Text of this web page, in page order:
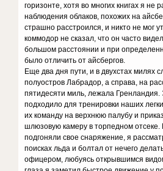
горизонте, хотя во многих книгах я не
наблюдения облаков, похожих на
страшно расстроился, и никто не мог
коммодор не сказал, что он часто
большом расстоянии и при
было отличить от айсбергов.
Еще два дня пути, и в двухстах милях
полуостров Лабрадор, а справа, на
пятидесяти миль, лежала Гренландия.
подходило для тренировки наших
их команду на верхнюю палубу и
шлюзовую камеру в торпедном отсеке.
подгоняли свое снаряжение, я
поисках льда и болтал от нечего
офицером, любуясь открывшимся